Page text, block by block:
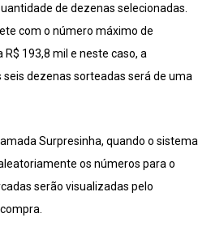
de dezenas selecionadas.
com o número máximo de
193,8 mil e neste caso, a
dezenas sorteadas será de uma
Surpresinha, quando o sistema
os números para o
serão visualizadas pelo